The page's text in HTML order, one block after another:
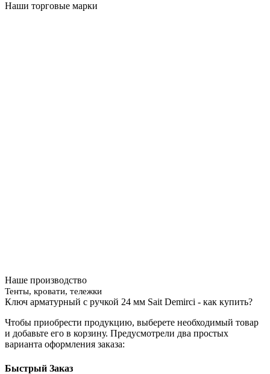
Наши торговые марки
Наше производство
Тенты, кровати, тележки
Ключ арматурный с ручкой 24 мм Sait Demirci - как купить?
Чтобы приобрести продукцию, выберете необходимый товар
и добавьте его в корзину. Предусмотрели два простых
варианта оформления заказа:
Быстрый Заказ